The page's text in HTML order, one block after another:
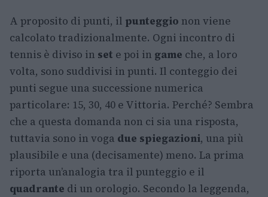
A proposito di punti, il punteggio non viene
calcolato tradizionalmente. Ogni incontro di
tennis è diviso in set e poi in game che, a loro
volta, sono suddivisi in punti. Il conteggio dei
punti segue una successione numerica
particolare: 15, 30, 40 e Vittoria. Perché? Sembra
che a questa domanda non ci sia una risposta,
tuttavia sono in voga due spiegazioni, una più
plausibile e una (decisamente) meno. La prima
riporta un’analogia tra il punteggio e il
quadrante di un orologio. Secondo la leggenda,